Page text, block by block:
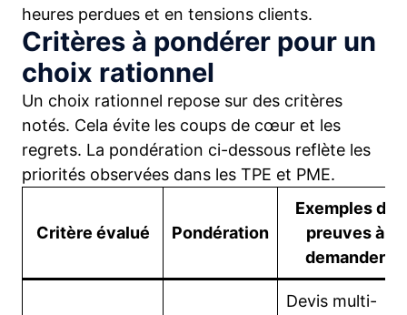
heures perdues et en tensions clients.
Critères à pondérer pour un
choix rationnel
Un choix rationnel repose sur des critères
notés. Cela évite les coups de cœur et les
regrets. La pondération ci-dessous reflète les
priorités observées dans les TPE et PME.
Critère évalué Pondération
Exemples de
preuves à
demander
Devis multi-